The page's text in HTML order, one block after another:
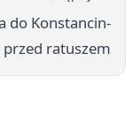
do Konstancin-
ratuszem